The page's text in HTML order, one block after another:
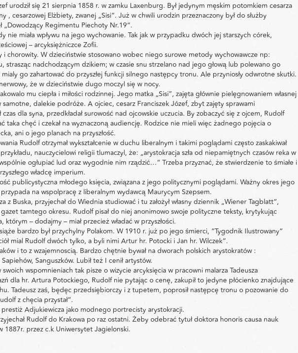
urodził się 21 sierpnia 1858 r. w zamku Laxenburg. Był jedynym męskim potomkiem cesarza
, cesarzowej Elżbiety, zwanej „Sisi“. Już w chwili urodzin przeznaczony był do służby
„Dowodzący Regimentu Piechoty Nr.19“.
nie miała wpływu na jego wychowanie. Tak jak w przypadku dwóch jej starszych córek,
– arcyksiężniczce Zofii.
i chorowity. W dzieciństwie stosowano wobec niego surowe metody wychowawcze np:
strasząc nadchodzącym dzikiem; w czasie snu strzelano nad jego głową lub polewano go
go zahartować do przyszłej funkcji silnego następcy tronu. Ale przyniosły odwrotne skutki.
że w dzieciństwie dugo moczyl się w nocy.
mu ciepła i miłości rodzinnej. Jego matka „Sisi”, zajęta głównie pielęgnowaniem własnej
samotne, dalekie podróże. A ojciec, cesarz Franciszek Józef, zbyt zajęty sprawami
dla syna, przedkładał surowość nad ojcowskie uczucia. By zobaczyć się z ojcem, Rudolf
taka chęć i czekał na wyznaczoną audiencję. Rodzice nie mieli więc żadnego pojęcia o
ani o jego planach na przyszłość.
Rudolf otrzymał wykształcenie w duchu liberalnym i takimi poglądami często zaskakiwał
nauczycielowi religii tlumaczyl, że: „arystokracja szła od niepamiętnych czasów reka w
ogłupiać lud oraz wygodnie nim rządzić…“ Trzeba przyznać, że stwierdzenie to śmiałe i
władcę imperium.
publicystyczna młodego księcia, związana z jego politycznymi poglądami. Ważny okres jego
na wspolpracę z liberalnym wydawcą Maurycym Szepsem.
z Buska, przyjechał do Wiednia studiować i tu założył własny dziennik „Wiener Tagblatt“,
tamtego okresu. Rudolf pisał do niej anonimowo swoje polityczne teksty, krytykując
– dodajmy – miał przecież władać w przyszłości.
bardzo był przychylny Polakom. W 1910 r. już po jego śmierci, “Tygodnik Ilustrowany“
mial Rudolf dwóch tylko, a byli nimi Artur hr. Potocki i Jan hr. Wilczek“.
i to z wzajemnoscią. Bardzo chętnie bywał na dworach polskich arystokratów :
Sanguszków. Lubił też I cenił artystów.
swoich wspomnieniach tak pisze o wizycie arcyksięcia w pracowni malarza Tadeusza
dla hr. Artura Potockiego, Rudolf nie pytając o cenę, zakupił to jedyne płócienko znajdujące
Tadeusz zaś, będęc przedsiębiorczy i z tupetem, poprosił następcę tronu o pozowanie do
z chęcia przystał“.
prestiż Adjukiewicza jako modnego portrecisty arystokracji.
Rudolf do Krakowa po raz ostatni. Żeby odebrać tytuł doktora honoris causa nauk
1887r. przez c.k Uniwersytet Jagielonski.